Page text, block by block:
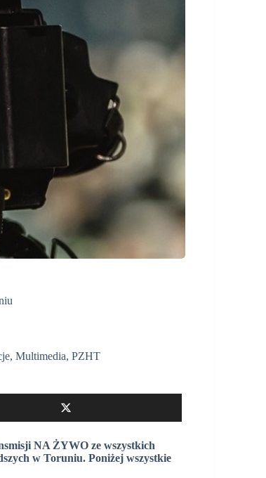
, Multimedia, PZHT
NA ŻYWO ze wszystkich
w Toruniu. Poniżej wszystkie